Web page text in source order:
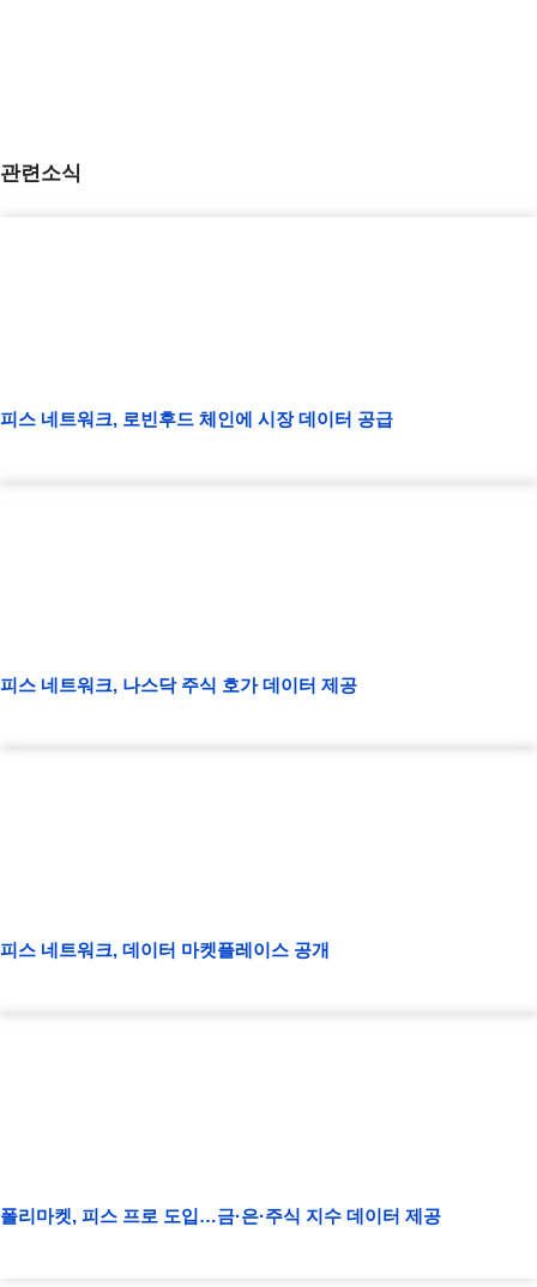
관련소식
피스 네트워크, 로빈후드 체인에 시장 데이터 공급
피스 네트워크, 나스닥 주식 호가 데이터 제공
피스 네트워크, 데이터 마켓플레이스 공개
폴리마켓, 피스 프로 도입…금·은·주식 지수 데이터 제공